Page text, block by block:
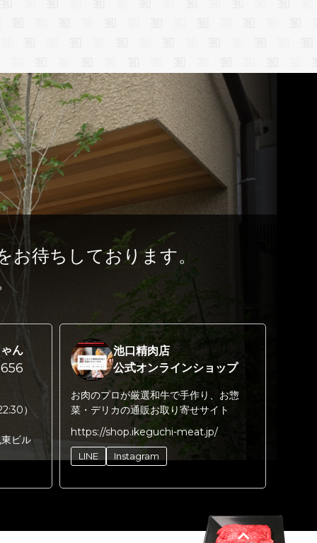
お待ちしております。
ん
）
ビル
池口精肉店
公式オンラインショップ
お肉のプロが厳選和牛で手作り、お惣
菜・デリカの通販お取り寄せサイト
https://shop.ikeguchi-meat.jp/
LINE Instagram